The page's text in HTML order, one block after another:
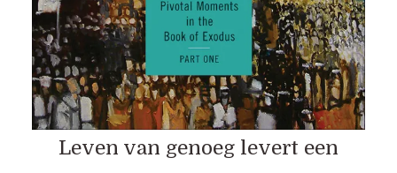
Leven van genoeg levert een